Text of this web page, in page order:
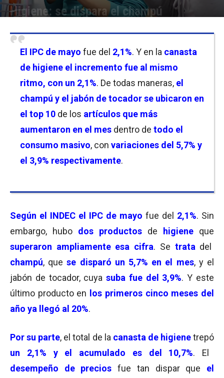
Higiene: se dispara el champú
El IPC de mayo fue del 2,1%. Y en la canasta
de higiene el incremento fue al mismo
ritmo, con un 2,1%. De todas maneras, el
champú y el jabón de tocador se ubicaron en
el top 10 de los artículos que más
aumentaron en el mes dentro de todo el
consumo masivo, con variaciones del 5,7% y
el 3,9% respectivamente.
Según el INDEC el IPC de mayo fue del 2,1%. Sin
embargo, hubo dos productos de higiene que
superaron ampliamente esa cifra. Se trata del
champú, quese disparó un 5,7% en el mes, y el
jabón de tocador, cuya suba fue del 3,9%. Y este
último producto en los primeros cinco meses del
año ya llegó al 20%.
Por su parte, el total de la canasta de higienetrepó
un 2,1% y el acumulado es del 10,7%. El
desempeño de precios fue tan dispar que el